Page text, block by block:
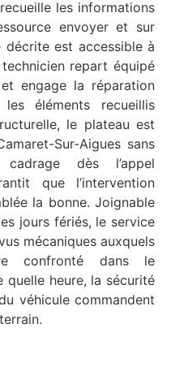
les informations
envoyer et sur
décrite est accessible à
repart équipé
engage la réparation
éléments recueillis
le plateau est
Sur-Aigues sans
dès l’appel
que l’intervention
la bonne. Joignable
jours fériés, le service
mécaniques auxquels
confronté dans le
quelle heure, la sécurité
véhicule commandent